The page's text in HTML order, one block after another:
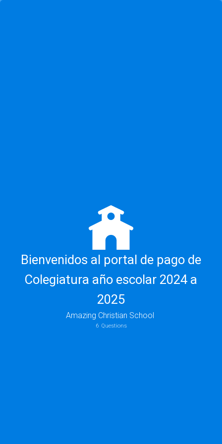
Bienvenidos al portal de pago de
Colegiatura año escolar 2024 a
2025
Amazing Christian School
6 Questions